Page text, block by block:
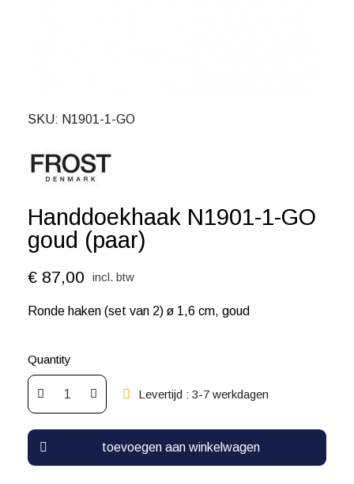
SKU N1901-1-GO
Handdoekhaak N1901-1-GO
goud (paar)
€ 87,00 incl. btw
Ronde haken (set van 2) ø 1,6 cm, goud
Quantity
Levertijd : 3-7 werkdagen
toevoegen aan winkelwagen